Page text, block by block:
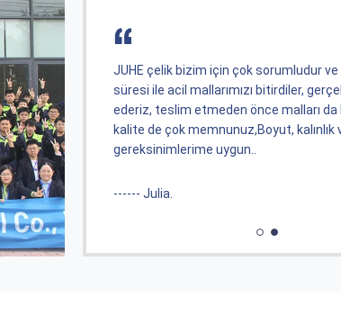
ve en kısa teslim
gerçekten teşekkür
da kontrol ettik,
kalınlık ve renk benim
Ürünün boyutu
çok iyiydi. Bana
zamanlamadan teslim
------ Joseph